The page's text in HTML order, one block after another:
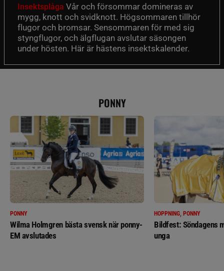
Insektsplåga Vår och försommar domineras av
mygg, knott och svidknott. Högsommaren tillhör
flugor och bromsar. Sensommaren för med sig
styngflugor, och älgflugan avslutar säsongen
under hösten. Här är hästens insektskalender.
PONNY
PONNY
Wilma Holmgren bästa svensk när ponny-
EM avslutades
HOPPNING, PONNY
Bildfest: Söndagens
unga